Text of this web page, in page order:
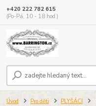
+420 222 782 615
(Po-Pá, 10 - 18 hod.)
Úvod Pro děti PLYŠÁCI